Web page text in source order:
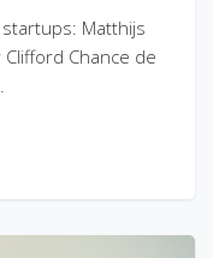
Matthijs
Chance de